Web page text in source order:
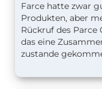
Farce hatte zwar
Produkten, aber
Rückruf des Parce
das eine
zustande